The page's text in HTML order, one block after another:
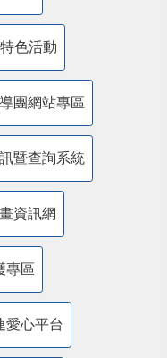
色活動
團網站專區
暨查詢系統
資訊網
專區
愛心平台